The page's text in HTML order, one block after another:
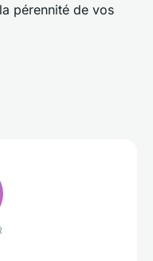
pérennité de vos